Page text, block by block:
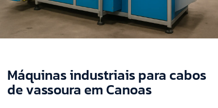
Máquinas industriais para cabos
de vassoura em Canoas